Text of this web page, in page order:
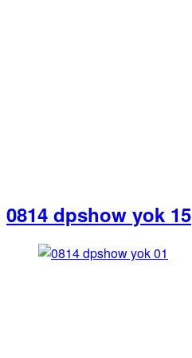
0814 dpshow yok 15